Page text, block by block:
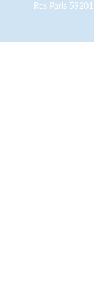
Rcs Paris